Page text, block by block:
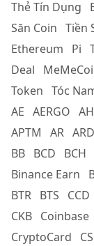
Thẻ Tín Dụng
Săn Coin Tiền
Ethereum
Pi
Deal
Token Tóc
AE AERGO
APTM
AR
BB BCD BCH
Binance Earn
BTR BTS CCD
CKB Coinbase
CryptoCard